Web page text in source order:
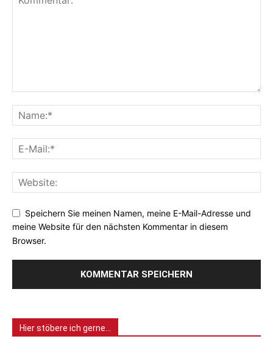
Speichern Sie meinen Namen, meine E-Mail-Adresse und
meine Website für den nächsten Kommentar in diesem
Browser.
Hier stöbere ich gerne…